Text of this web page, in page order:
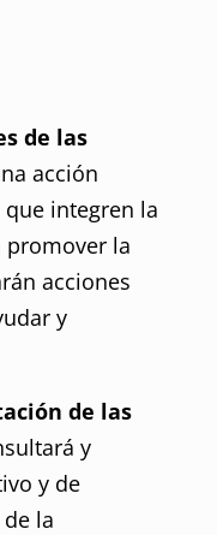
de las
acción
integren la
promover la
acciones
y
de las
y
y de
la